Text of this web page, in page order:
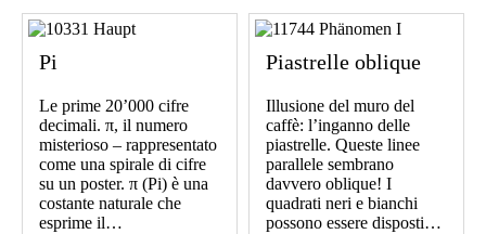
Pi
Le prime 20’000 cifre
decimali. π, il numero
misterioso – rappresentato
come una spirale di cifre
su un poster. π (Pi) è una
costante naturale che
esprime il…
Piastrelle oblique
Illusione del muro del
caffè: l’inganno delle
piastrelle. Queste linee
parallele sembrano
davvero oblique! I
quadrati neri e bianchi
possono essere disposti…